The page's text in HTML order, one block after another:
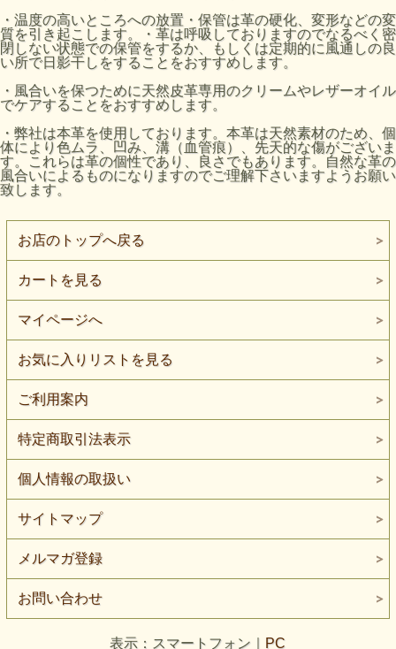
・温度の高いところへの放置・保管は革の硬化、変形などの変
質を引き起こします。・革は呼吸しておりますのでなるべく密
閉しない状態での保管をするか、もしくは定期的に風通しの良
い所で日影干しをすることをおすすめします。
・風合いを保つために天然皮革専用のクリームやレザーオイル
でケアすることをおすすめします。
・弊社は本革を使用しております。本革は天然素材のため、個
体により色ムラ、凹み、溝（血管痕）、先天的な傷がございま
す。これらは革の個性であり、良さでもあります。自然な革の
風合いによるものになりますのでご理解下さいますようお願い
致します。
お店のトップへ戻る
カートを見る
マイページへ
お気に入りリストを見る
ご利用案内
特定商取引法表示
個人情報の取扱い
サイトマップ
メルマガ登録
お問い合わせ
表示：スマートフォン｜ PC